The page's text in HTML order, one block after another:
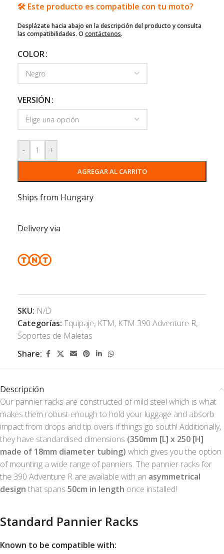
🛠️ Este producto es compatible con tu moto?
Desplázate hacia abajo en la descripción del producto y consulta
las compatibilidades. O contáctenos.
COLOR
VERSIÓN
- +
AGREGAR AL CARRITO
Ships from Hungary
Delivery via
SKU: N/D
Categorías: Equipaje, KTM, KTM 390 Adventure R,
Soportes de Maletas
Share:
Descripción
Our pannier racks are constructed of mild steel which is what
makes them robust enough to hold your luggage and absorb
impact from drops and tip overs if things go south! Additionally,
they have standardised dimensions (350mm [L] x 250 [H]
made of 18mm diameter tubing) which gives you the option
of mounting a wide range of panniers. The pannier racks for
the 390 Adventure R are available with an asymmetrical
design that spans 50cm in length once installed!
Standard Pannier Racks
Known to be compatible with: